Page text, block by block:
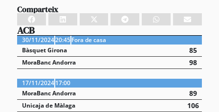
Comparteix
ACB
30/11/202420:45Fora de casa
Bàsquet Girona
85
MoraBanc Andorra 98
17/11/202417:00
MoraBanc Andorra
89
Unicaja de Màlaga 106